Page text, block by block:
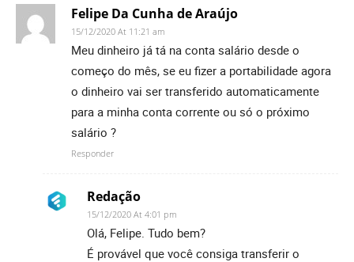
Felipe Da Cunha de Araújo
15/12/2020 At 11:21 am
Meu dinheiro já tá na conta salário desde o
começo do mês, se eu fizer a portabilidade agora
o dinheiro vai ser transferido automaticamente
para a minha conta corrente ou só o próximo
salário ?
Responder
Redação
15/12/2020 At 4:01 pm
Olá, Felipe. Tudo bem?
É provável que você consiga transferir o